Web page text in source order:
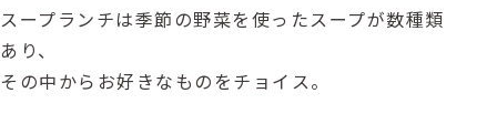
スープランチは季節の野菜を使ったスープが数種類
あり、
その中からお好きなものをチョイス。